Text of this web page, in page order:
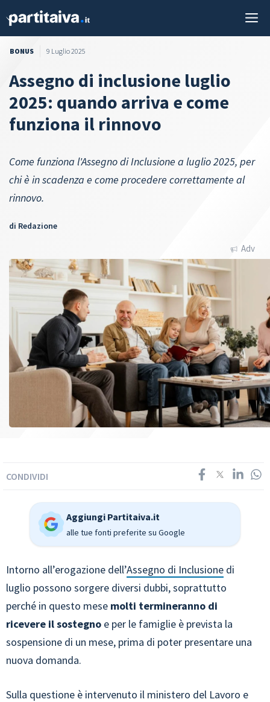
BONUS 9 Luglio 2025
Assegno di inclusione luglio
2025: quando arriva e come
funziona il rinnovo
Come funziona l'Assegno di Inclusione a luglio 2025, per
chi è in scadenza e come procedere correttamente al
rinnovo.
di Redazione
Adv
CONDIVIDI
Aggiungi Partitaiva.it
alle tue fonti preferite su Google
Intorno all’erogazione dell’Assegno di Inclusione di
luglio possono sorgere diversi dubbi, soprattutto
perché in questo mese molti termineranno di
ricevere il sostegno e per le famiglie è prevista la
sospensione di un mese, prima di poter presentare una
nuova domanda.
Sulla questione è intervenuto il ministero del Lavoro e